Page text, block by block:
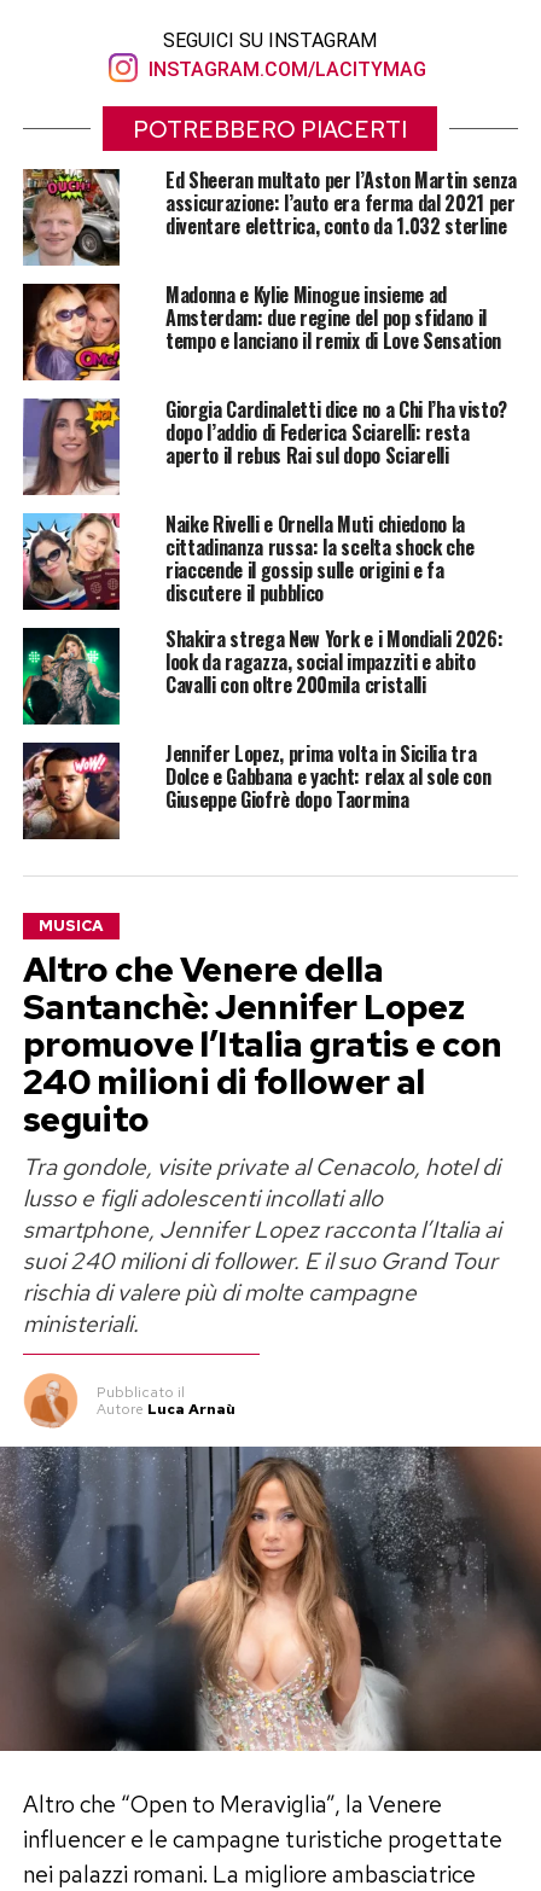
SEGUICI SU INSTAGRAM
INSTAGRAM.COM/LACITYMAG
POTREBBERO PIACERTI
Ed Sheeran multato per l’Aston Martin senza
assicurazione: l’auto era ferma dal 2021 per
diventare elettrica, conto da 1.032 sterline
Madonna e Kylie Minogue insieme ad
Amsterdam: due regine del pop sfidano il
tempo e lanciano il remix di Love Sensation
Giorgia Cardinaletti dice no a Chi l’ha visto?
dopo l’addio di Federica Sciarelli: resta
aperto il rebus Rai sul dopo Sciarelli
Naike Rivelli e Ornella Muti chiedono la
cittadinanza russa: la scelta shock che
riaccende il gossip sulle origini e fa
discutere il pubblico
Shakira strega New York e i Mondiali 2026:
look da ragazza, social impazziti e abito
Cavalli con oltre 200mila cristalli
Jennifer Lopez, prima volta in Sicilia tra
Dolce e Gabbana e yacht: relax al sole con
Giuseppe Giofrè dopo Taormina
MUSICA
Altro che Venere della
Santanchè: Jennifer Lopez
promuove l’Italia gratis e con
240 milioni di follower al
seguito
Tra gondole, visite private al Cenacolo, hotel di
lusso e figli adolescenti incollati allo
smartphone, Jennifer Lopez racconta l’Italia ai
suoi 240 milioni di follower. E il suo Grand Tour
rischia di valere più di molte campagne
ministeriali.
Pubblicato il
Autore Luca Arnaù
Altro che “Open to Meraviglia”, la Venere
influencer e le campagne turistiche progettate
nei palazzi romani. La migliore ambasciatrice